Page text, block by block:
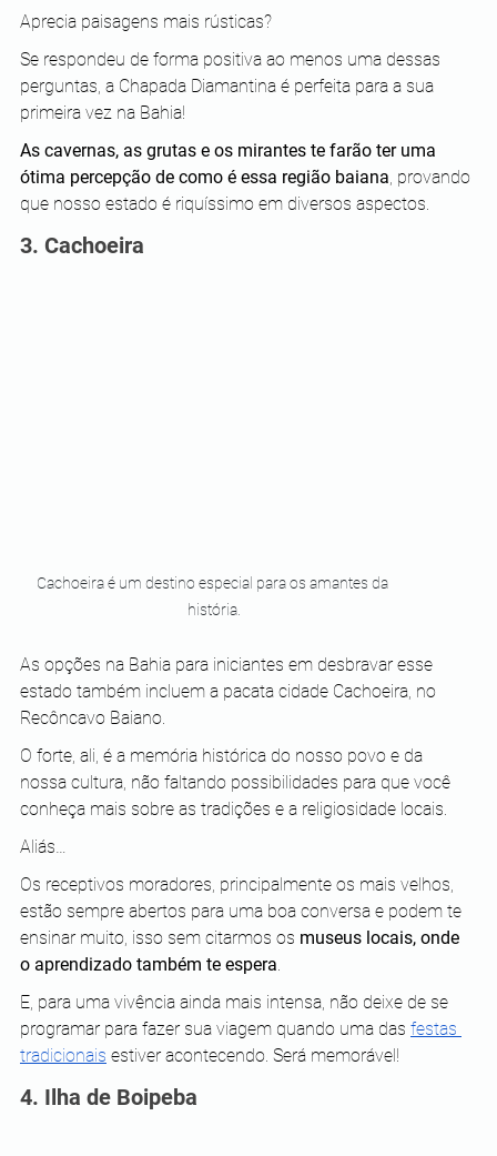
Aprecia paisagens mais rústicas?
Se respondeu de forma positiva ao menos uma dessas
perguntas, a Chapada Diamantina é perfeita para a sua
primeira vez na Bahia!
As cavernas, as grutas e os mirantes te farão ter uma
ótima percepção de como é essa região baiana , provando
que nosso estado é riquíssimo em diversos aspectos.
3. Cachoeira
Cachoeira é um destino especial para os amantes da
história.
As opções na Bahia para iniciantes em desbravar esse
estado também incluem a pacata cidade Cachoeira, no
Recôncavo Baiano.
O forte, ali, é a memória histórica do nosso povo e da
nossa cultura, não faltando possibilidades para que você
conheça mais sobre as tradições e a religiosidade locais.
Aliás…
Os receptivos moradores, principalmente os mais velhos,
estão sempre abertos para uma boa conversa e podem te
ensinar muito, isso sem citarmos os museus locais, onde
o aprendizado também te espera.
E, para uma vivência ainda mais intensa, não deixe de se
programar para fazer sua viagem quando uma das festas
tradicionais estiver acontecendo. Será memorável!
4. Ilha de Boipeba